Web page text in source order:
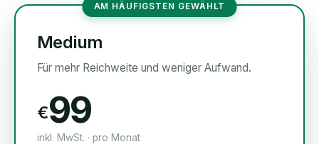
AM HÄUFIGSTEN GEWÄHLT
Medium
Für mehr Reichweite und weniger Aufwand.
€99
inkl. MwSt. · pro Monat